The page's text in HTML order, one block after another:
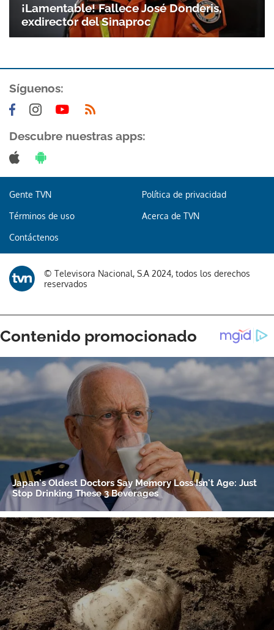
Gracias por suscribirte a nuestro boletín.
¡Lamentable! Fallece José Donderis,
exdirector del Sinaproc
Síguenos:
Descubre nuestras apps:
Gente TVN Política de privacidad
Términos de uso Acerca de TVN
Contáctenos
© Televisora Nacional, S.A 2024, todos los derechos
reservados